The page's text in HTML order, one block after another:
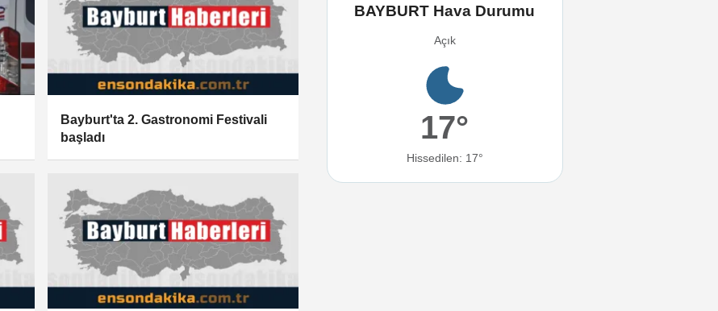
Bayburt'ta 2. Gastronomi Festivali
başladı
BAYBURT Hava Durumu
Açık
17°
Hissedilen: 17°